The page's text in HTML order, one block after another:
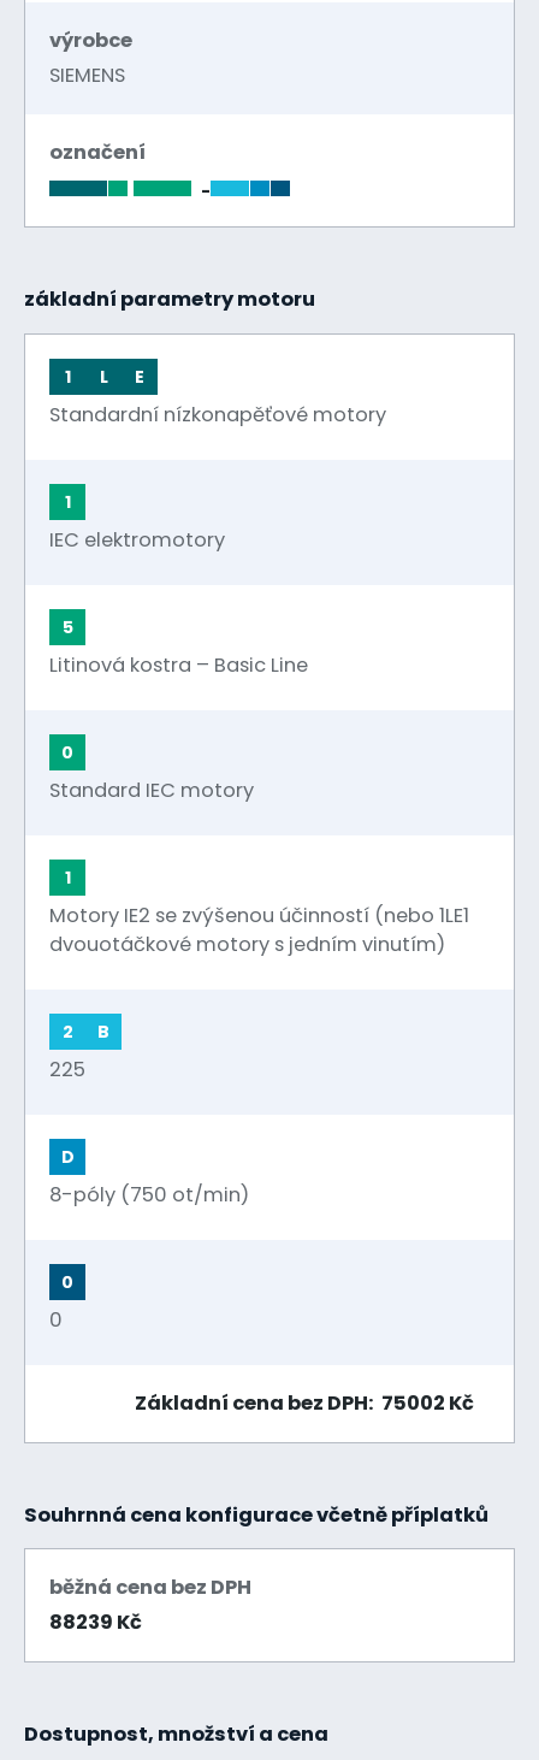
výrobce
SIEMENS
označení
-
základní parametry motoru
1 L E
Standardní nízkonapěťové motory
1
IEC elektromotory
5
Litinová kostra – Basic Line
0
Standard IEC motory
1
Motory IE2 se zvýšenou účinností (nebo 1LE1
dvouotáčkové motory s jedním vinutím)
2 B
225
D
8-póly (750 ot/min)
0
0
Základní cena bez DPH: 75002 Kč
Souhrnná cena konfigurace včetně příplatků
běžná cena bez DPH
88239 Kč
Dostupnost, množství a cena